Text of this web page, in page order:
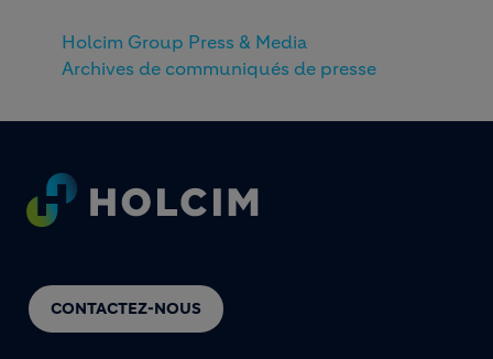
Holcim Group Press & Media
Archives de communiqués de presse
Footer
CONTACTEZ-NOUS